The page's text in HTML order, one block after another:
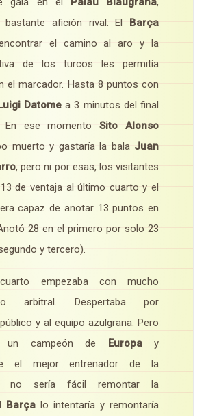
bastante afición rival. El Barça
el camino al aro y la
de los turcos les permitía
el marcador. Hasta 8 puntos con
Datomea 3 minutos del final
En ese momentoSito Alonso
muerto y gastaría la balaJuan
, pero ni por esas, los visitantes
de ventaja al último cuarto y el
capaz de anotar 13 puntos en
28 en el primero por solo 23
y tercero).
empezaba con mucho
arbitral. Despertaba por
y al equipo azulgrana. Pero
un campeón de Europay
el mejor entrenador de la
no sería fácil remontar la
Barça lo intentaría y remontaría